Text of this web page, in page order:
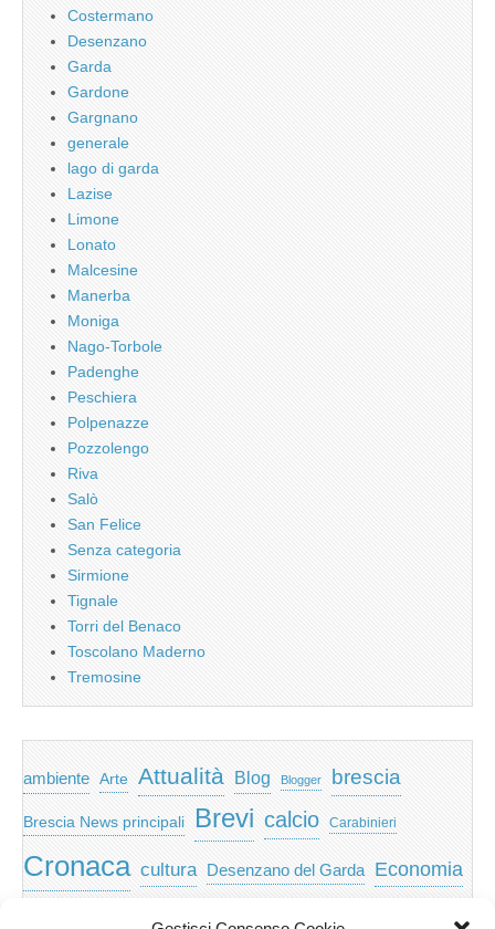
Costermano
Desenzano
Garda
Gardone
Gargnano
generale
lago di garda
Lazise
Limone
Lonato
Malcesine
Manerba
Moniga
Nago-Torbole
Padenghe
Peschiera
Polpenazze
Pozzolengo
Riva
Salò
San Felice
Senza categoria
Sirmione
Tignale
Torri del Benaco
Toscolano Maderno
Tremosine
ambiente Arte Attualità Blog Blogger brescia
Brescia News principali Brevi calcio Carabinieri
Cronaca cultura Desenzano del Garda Economia